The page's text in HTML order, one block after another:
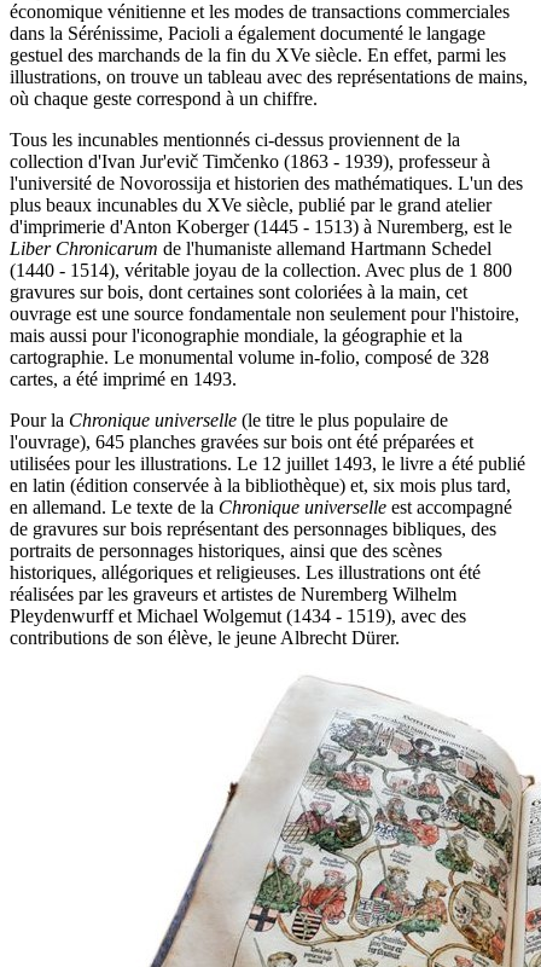
économique vénitienne et les modes de transactions commerciales
dans la Sérénissime, Pacioli a également documenté le langage
gestuel des marchands de la fin du XVe siècle. En effet, parmi les
illustrations, on trouve un tableau avec des représentations de mains,
où chaque geste correspond à un chiffre.
Tous les incunables mentionnés ci-dessus proviennent de la
collection d'Ivan Jur'evič Timčenko (1863 - 1939), professeur à
l'université de Novorossija et historien des mathématiques. L'un des
plus beaux incunables du XVe siècle, publié par le grand atelier
d'imprimerie d'Anton Koberger (1445 - 1513) à Nuremberg, est le
Liber Chronicarum de l'humaniste allemand Hartmann Schedel
(1440 - 1514), véritable joyau de la collection. Avec plus de 1 800
gravures sur bois, dont certaines sont coloriées à la main, cet
ouvrage est une source fondamentale non seulement pour l'histoire,
mais aussi pour l'iconographie mondiale, la géographie et la
cartographie. Le monumental volume in-folio, composé de 328
cartes, a été imprimé en 1493.
Pour la Chronique universelle (le titre le plus populaire de
l'ouvrage), 645 planches gravées sur bois ont été préparées et
utilisées pour les illustrations. Le 12 juillet 1493, le livre a été publié
en latin (édition conservée à la bibliothèque) et, six mois plus tard,
en allemand. Le texte de la Chronique universelle est accompagné
de gravures sur bois représentant des personnages bibliques, des
portraits de personnages historiques, ainsi que des scènes
historiques, allégoriques et religieuses. Les illustrations ont été
réalisées par les graveurs et artistes de Nuremberg Wilhelm
Pleydenwurff et Michael Wolgemut (1434 - 1519), avec des
contributions de son élève, le jeune Albrecht Dürer.